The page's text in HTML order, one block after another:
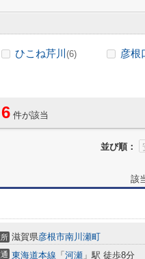
ひこね芹川 (6) 彦根
6 件が該当
並び順：
該
滋賀県彦根市南川瀬町
東海道本線 「 河瀬 」駅 徒歩8分